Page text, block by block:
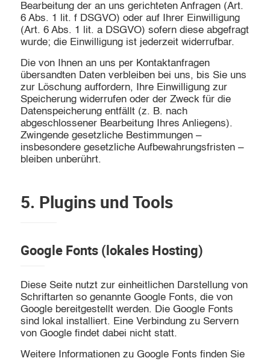
Bearbeitung der an uns gerichteten Anfragen (Art.
6 Abs. 1 lit. f DSGVO) oder auf Ihrer Einwilligung
(Art. 6 Abs. 1 lit. a DSGVO) sofern diese abgefragt
wurde; die Einwilligung ist jederzeit widerrufbar.
Die von Ihnen an uns per Kontaktanfragen
übersandten Daten verbleiben bei uns, bis Sie uns
zur Löschung auffordern, Ihre Einwilligung zur
Speicherung widerrufen oder der Zweck für die
Datenspeicherung entfällt (z. B. nach
abgeschlossener Bearbeitung Ihres Anliegens).
Zwingende gesetzliche Bestimmungen –
insbesondere gesetzliche Aufbewahrungsfristen –
bleiben unberührt.
5. Plugins und Tools
Google Fonts (lokales Hosting)
Diese Seite nutzt zur einheitlichen Darstellung von
Schriftarten so genannte Google Fonts, die von
Google bereitgestellt werden. Die Google Fonts
sind lokal installiert. Eine Verbindung zu Servern
von Google findet dabei nicht statt.
Weitere Informationen zu Google Fonts finden Sie